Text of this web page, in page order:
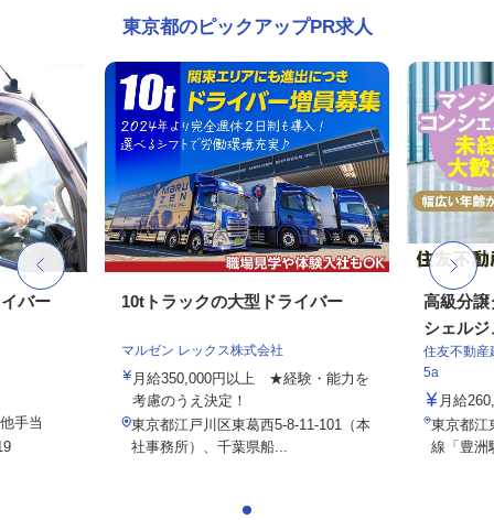
東京都のピックアップPR求人
バー
手当
10tトラックの大型ドライバー
マルゼン レックス株式会社
月給350,000円以上 ★経験・能力を
考慮のうえ決定！
東京都江戸川区東葛西5-8-11-101（本
社事務所）、千葉県船...
高級分譲
シェルジ
住友不動産
5a
月給
東京都江
線「豊洲